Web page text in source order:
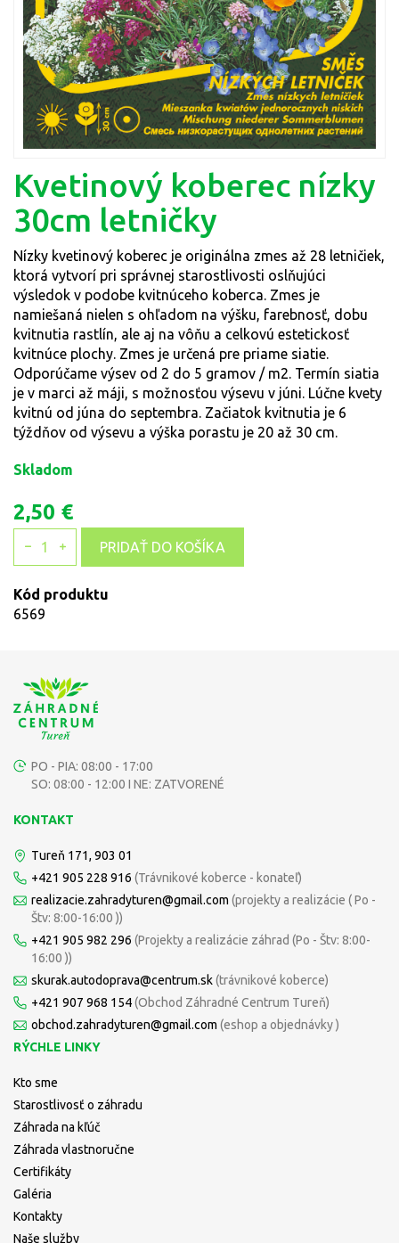
Kvetinový koberec nízky
30cm letničky
Nízky kvetinový koberec je originálna zmes až 28 letničiek,
ktorá vytvorí pri správnej starostlivosti oslňujúci
výsledok v podobe kvitnúceho koberca. Zmes je
namiešaná nielen s ohľadom na výšku, farebnosť, dobu
kvitnutia rastlín, ale aj na vôňu a celkovú estetickosť
kvitnúce plochy. Zmes je určená pre priame siatie.
Odporúčame výsev od 2 do 5 gramov / m2. Termín siatia
je v marci až máji, s možnosťou výsevu v júni. Lúčne kvety
kvitnú od júna do septembra. Začiatok kvitnutia je 6
týždňov od výsevu a výška porastu je 20 až 30 cm.
Skladom
2,50 €
1 PRIDAŤ DO KOŠÍKA
Kód produktu
6569
PO - PIA: 08:00 - 17:00
SO: 08:00 - 12:00 I NE: ZATVORENÉ
KONTAKT
Tureň 171, 903 01
+421 905 228 916 (Trávnikové koberce - konateľ)
realizacie.zahradyturen@gmail.com (projekty a realizácie ( Po -
Štv: 8:00-16:00 ))
+421 905 982 296 (Projekty a realizácie záhrad (Po - Štv: 8:00-
16:00 ))
skurak.autodoprava@centrum.sk(trávnikové koberce)
+421 907 968 154(Obchod Záhradné Centrum Tureň)
obchod.zahradyturen@gmail.com (eshop a objednávky )
RÝCHLE LINKY
Kto sme
Starostlivosť o záhradu
Záhrada na kľúč
Záhrada vlastnoručne
Certifikáty
Galéria
Kontakty
Naše služby